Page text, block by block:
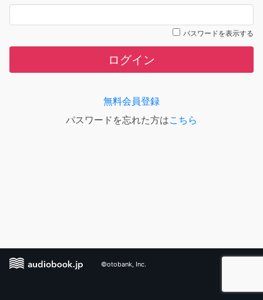
パスワードを表示する
ログイン
無料会員登録
パスワードを忘れた方はこちら
©otobank, Inc.